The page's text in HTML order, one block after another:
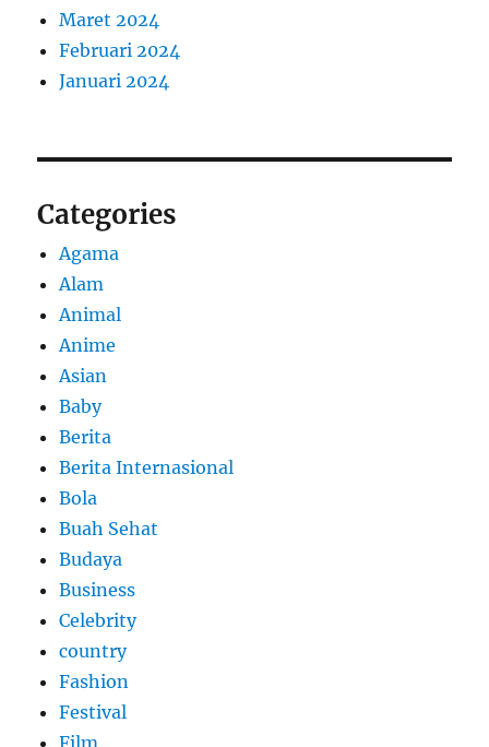
Maret 2024
Februari 2024
Januari 2024
Categories
Agama
Alam
Animal
Anime
Asian
Baby
Berita
Berita Internasional
Bola
Buah Sehat
Budaya
Business
Celebrity
country
Fashion
Festival